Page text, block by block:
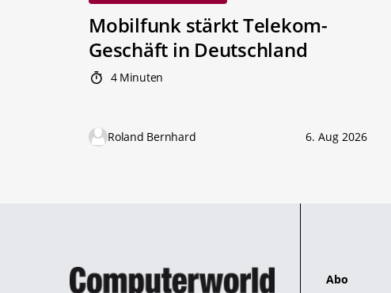
Mobilfunk stärkt Telekom-
Geschäft in Deutschland
4 Minuten
Roland Bernhard 6. Aug 2026
Abo